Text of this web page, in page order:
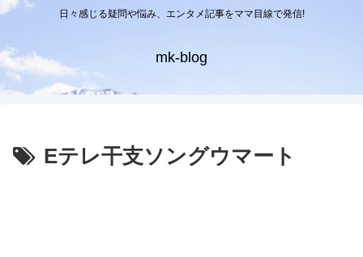
日々感じる疑問や悩み、エンタメ記事をママ目線で発信!
mk-blog
Eテレ干支ソングウマート